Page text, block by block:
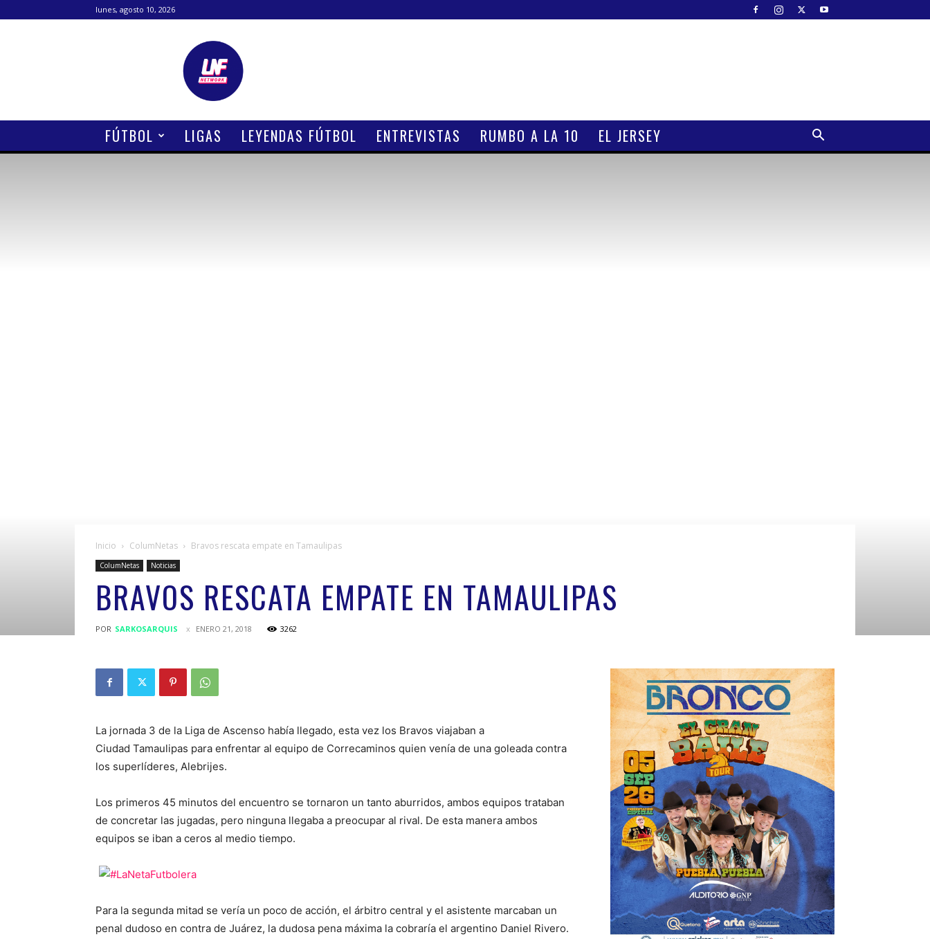
lunes, agosto 10, 2026
Lanetafutbolera
FÚTBOL LIGAS LEYENDAS FÚTBOL ENTREVISTAS RUMBO A LA 10 EL JERSEY
Inicio ColumNetas Bravos rescata empate en Tamaulipas
ColumNetas Noticias
BRAVOS RESCATA EMPATE EN TAMAULIPAS
POR SARKOSARQUIS ENERO 21, 2018 3262
La jornada 3 de la Liga de Ascenso había llegado, esta vez los Bravos viajaban a
Ciudad Tamaulipas para enfrentar al equipo de Correcaminos quien venía de una goleada contra
los superlíderes, Alebrijes.
Los primeros 45 minutos del encuentro se tornaron un tanto aburridos, ambos equipos trataban
de concretar las jugadas, pero ninguna llegaba a preocupar al rival. De esta manera ambos
equipos se iban a ceros al medio tiempo.
Para la segunda mitad se vería un poco de acción, el árbitro central y el asistente marcaban un
penal dudoso en contra de Juárez, la dudosa pena máxima la cobraría el argentino Daniel Rivero.